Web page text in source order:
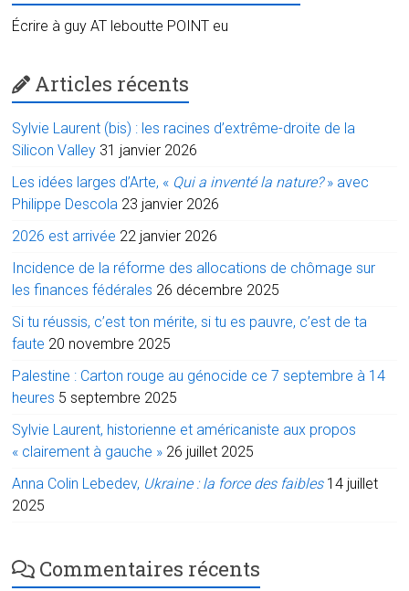
Écrire à guy AT leboutte POINT eu
Articles récents
Sylvie Laurent (bis) : les racines d’extrême-droite de la
Silicon Valley 31 janvier 2026
Les idées larges d’Arte, « Qui a inventé la nature?» avec
Philippe Descola 23 janvier 2026
2026 est arrivée 22 janvier 2026
Incidence de la réforme des allocations de chômage sur
les finances fédérales 26 décembre 2025
Si tu réussis, c’est ton mérite, si tu es pauvre, c’est de ta
faute 20 novembre 2025
Palestine : Carton rouge au génocide ce 7 septembre à 14
heures 5 septembre 2025
Sylvie Laurent, historienne et américaniste aux propos
« clairement à gauche » 26 juillet 2025
Anna Colin Lebedev, Ukraine : la force des faibles 14 juillet
2025
Commentaires récents